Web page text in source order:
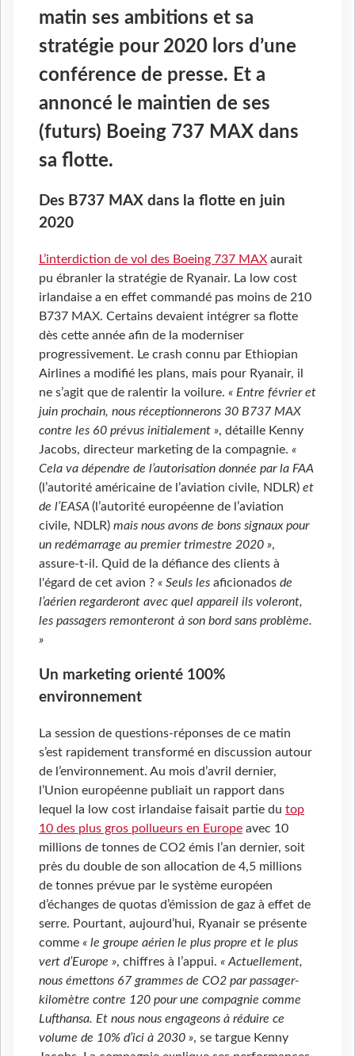
matin ses ambitions et sa
stratégie pour 2020 lors d’une
conférence de presse. Et a
annoncé le maintien de ses
(futurs) Boeing 737 MAX dans
sa flotte.
Des B737 MAX dans la flotte en juin
2020
L’interdiction de vol des Boeing 737 MAX aurait
pu ébranler la stratégie de Ryanair. La low cost
irlandaise a en effet commandé pas moins de 210
B737 MAX. Certains devaient intégrer sa flotte
dès cette année afin de la moderniser
progressivement. Le crash connu par Ethiopian
Airlines a modifié les plans, mais pour Ryanair, il
ne s’agit que de ralentir la voilure. « Entre février et
juin prochain, nous réceptionnerons 30 B737 MAX
contre les 60 prévus initialement », détaille Kenny
Jacobs, directeur marketing de la compagnie. «
Cela va dépendre de l’autorisation donnée par la FAA
(l’autorité américaine de l’aviation civile, NDLR) et
de l’EASA (l’autorité européenne de l’aviation
civile, NDLR) mais nous avons de bons signaux pour
un redémarrage au premier trimestre 2020 »,
assure-t-il. Quid de la défiance des clients à
l'égard de cet avion ? « Seuls les aficionados de
l’aérien regarderont avec quel appareil ils voleront,
les passagers remonteront à son bord sans problème.
»
Un marketing orienté 100%
environnement
La session de questions-réponses de ce matin
s’est rapidement transformé en discussion autour
de l’environnement. Au mois d’avril dernier,
l’Union européenne publiait un rapport dans
lequel la low cost irlandaise faisait partie du top
10 des plus gros pollueurs en Europe avec 10
millions de tonnes de CO2 émis l’an dernier, soit
près du double de son allocation de 4,5 millions
de tonnes prévue par le système européen
d’échanges de quotas d’émission de gaz à effet de
serre. Pourtant, aujourd’hui, Ryanair se présente
comme « le groupe aérien le plus propre et le plus
vert d’Europe », chiffres à l’appui. « Actuellement,
nous émettons 67 grammes de CO2 par passager-
kilomètre contre 120 pour une compagnie comme
Lufthansa. Et nous nous engageons à réduire ce
volume de 10% d’ici à 2030 », se targue Kenny